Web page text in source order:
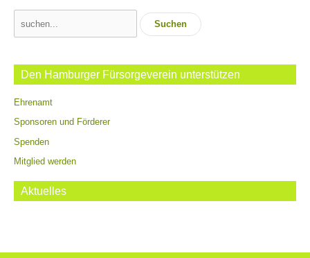
nach:
Den Hamburger Fürsorgeverein unterstützen
Ehrenamt
Sponsoren und Förderer
Spenden
Mitglied werden
Aktuelles